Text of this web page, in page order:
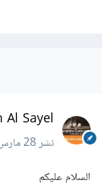
Al Sayel
نشر28 مارس 2016
السلام عليكم